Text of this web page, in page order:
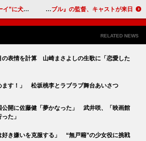
リ受賞者も祝福！ ヒュー・ジャックマンが日本語であいさつ 映画『レ・ミゼラブル』の監督、キャストが来日
RELATED NEWS
の表情を計算 山崎まさよしの生歌に「恋愛した
ます！」 松坂桃李とラブラブ舞台あいさつ
公開に佐藤健「夢かなった」 武井咲、「映画館
た」
好き嫌いを克服する」 “無戸籍”の少女役に挑戦